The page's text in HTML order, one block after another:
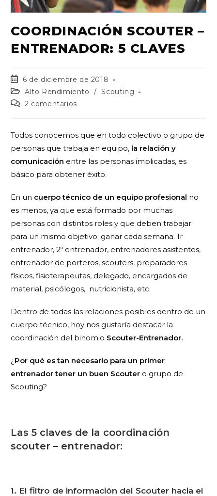
COORDINACIÓN SCOUTER –
ENTRENADOR: 5 CLAVES
6 de diciembre de 2018
Alto Rendimiento
/ Scouting
2 comentarios
Todos conocemos que en todo colectivo o grupo de
personas que trabaja en equipo, la relación y
comunicación entre las personas implicadas, es
básico para obtener éxito.
En un cuerpo técnico de un equipo profesional no
es menos, ya que está formado por muchas
personas con distintos roles y que deben trabajar
para un mismo objetivo: ganar cada semana. 1r
entrenador, 2º entrenador, entrenadores asistentes,
entrenador de porteros, scouters, preparadores
físicos, fisioterapeutas, delegado, encargados de
material, psicólogos, nutricionista, etc.
Dentro de todas las relaciones posibles dentro de un
cuerpo técnico, hoy nos gustaría destacar la
coordinación del binomio Scouter-Entrenador.
¿ Por qué es tan necesario para un primer
entrenador tener un buen Scouter o grupo de
Scouting?
Las 5 claves de la coordinación
scouter – entrenador:
1. El filtro de información del Scouter hacia el